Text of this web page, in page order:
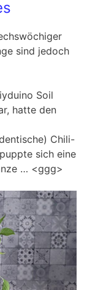
sind jedoch
Soil
hatte den
Chili-
sich eine
… <ggg>